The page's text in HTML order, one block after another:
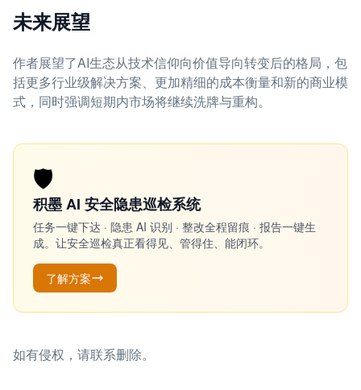
未来展望
作者展望了AI生态从技术信仰向价值导向转变后的格局，包
括更多行业级解决方案、更加精细的成本衡量和新的商业模
式，同时强调短期内市场将继续洗牌与重构。
🛡️
积墨 AI 安全隐患巡检系统
任务一键下达 · 隐患 AI 识别 · 整改全程留痕 · 报告一键生
成。让安全巡检真正看得见、管得住、能闭环。
了解方案
如有侵权，请联系删除。